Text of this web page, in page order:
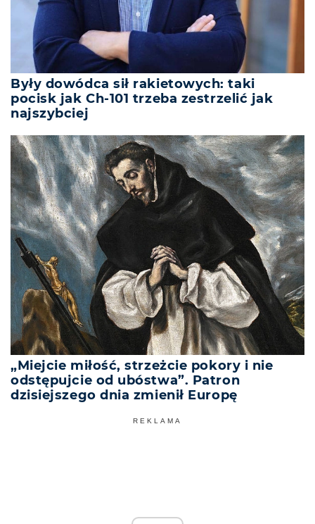
Były dowódca sił rakietowych: taki
pocisk jak Ch-101 trzeba zestrzelić jak
najszybciej
„Miejcie miłość, strzeżcie pokory i nie
odstępujcie od ubóstwa”. Patron
dzisiejszego dnia zmienił Europę
REKLAMA